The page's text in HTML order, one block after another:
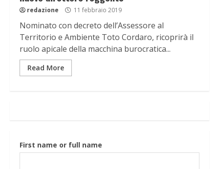
redazione 11 febbraio 2019
Nominato con decreto dell’Assessore al
Territorio e Ambiente Toto Cordaro, ricoprirà il
ruolo apicale della macchina burocratica...
Read More
First name or full name